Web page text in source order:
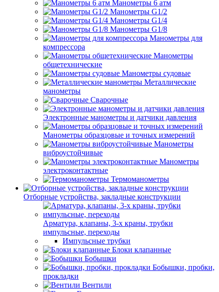
Манометры 6 атм
Манометры G1/2
Манометры G1/4
Манометры G1/8
Манометры для
компрессора
Манометры
общетехнические
Манометры судовые
Металлические
манометры
Сварочные
Электронные манометры и датчики давления
Манометры образцовые и точных измерений
Манометры
виброустойчивые
Манометры
электроконтактные
Термоманометры
Отборные устройства, закладные конструкции
Арматура, клапаны, 3-х краны, трубки
импульсные, переходы
Импульсные трубки
Блоки клапанные
Бобышки
Бобышки, пробки,
прокладки
Вентили